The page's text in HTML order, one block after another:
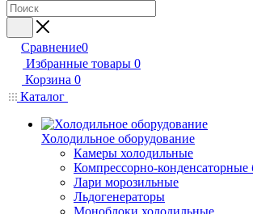
Сравнение0
Избранные товары 0
Корзина 0
Каталог
Холодильное оборудование
Камеры холодильные
Компрессорно-конденсаторные
Лари морозильные
Льдогенераторы
Моноблоки холодильные